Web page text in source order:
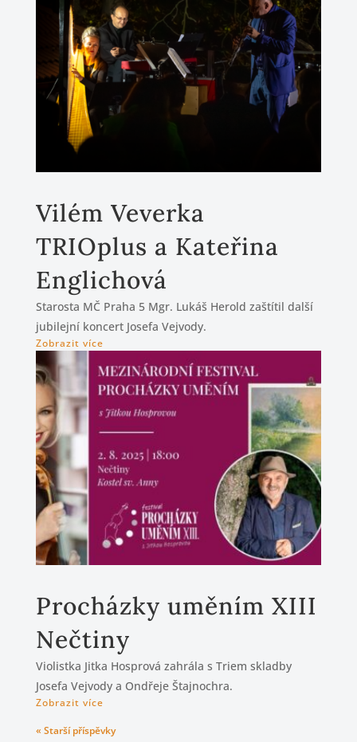
Vilém Veverka
TRIOplus a Kateřina
Englichová
Starosta MČ Praha 5 Mgr. Lukáš Herold zaštítil další
jubilejní koncert Josefa Vejvody.
Zobrazit více
Procházky uměním XIII
Nečtiny
Violistka Jitka Hosprová zahrála s Triem skladby
Josefa Vejvody a Ondřeje Štajnochra.
Zobrazit více
« Starší příspěvky